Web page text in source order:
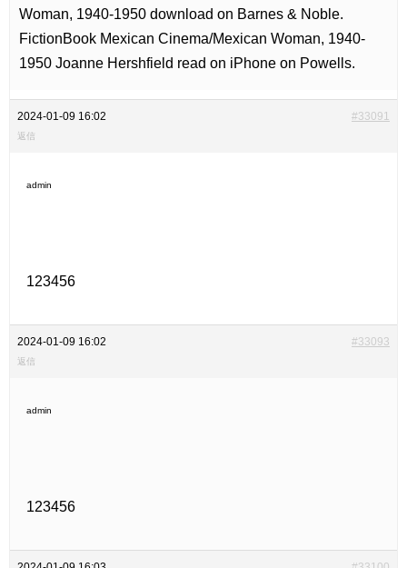
Woman, 1940-1950 download on Barnes & Noble.
FictionBook Mexican Cinema/Mexican Woman, 1940-
1950 Joanne Hershfield read on iPhone on Powells.
2024-01-09 16:02 #33091
返信
admin
123456
2024-01-09 16:02 #33093
返信
admin
123456